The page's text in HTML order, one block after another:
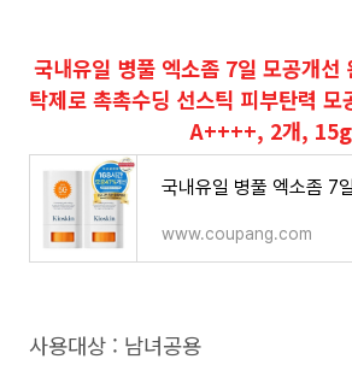
국내유일 병풀 엑소좀 7일 모공개선
탁제로 촉촉수딩 선스틱 피부탄력
A++++, 2개, 15g
www.coupang.com
사용대상 : 남녀공용